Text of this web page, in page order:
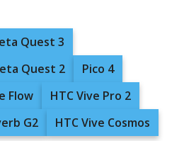
Quest 3
Quest 2
Pico 4
Flow
HTC Vive Pro 2
G2 HTC Vive Cosmos